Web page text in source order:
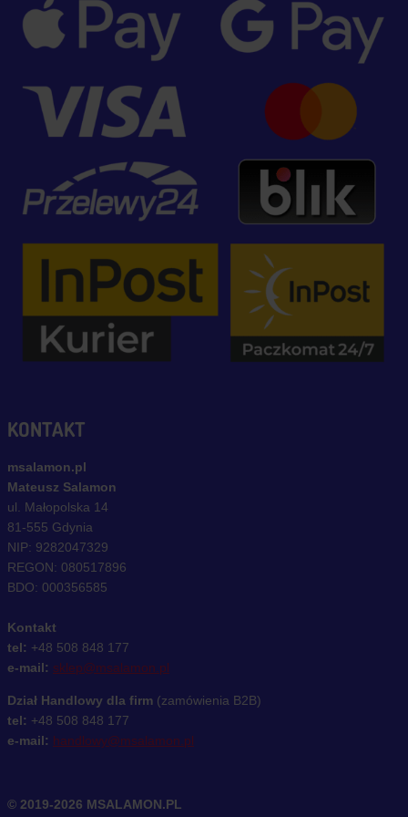
KONTAKT
msalamon.pl
Mateusz Salamon
ul. Małopolska 14
81-555 Gdynia
NIP: 9282047329
REGON: 080517896
BDO: 000356585
Kontakt
tel: +48 508 848 177
e-mail: sklep@msalamon.pl
Dział Handlowy dla firm (zamówienia B2B)
tel: +48 508 848 177
e-mail: handlowy@msalamon.pl
© 2019-2026 MSALAMON.PL